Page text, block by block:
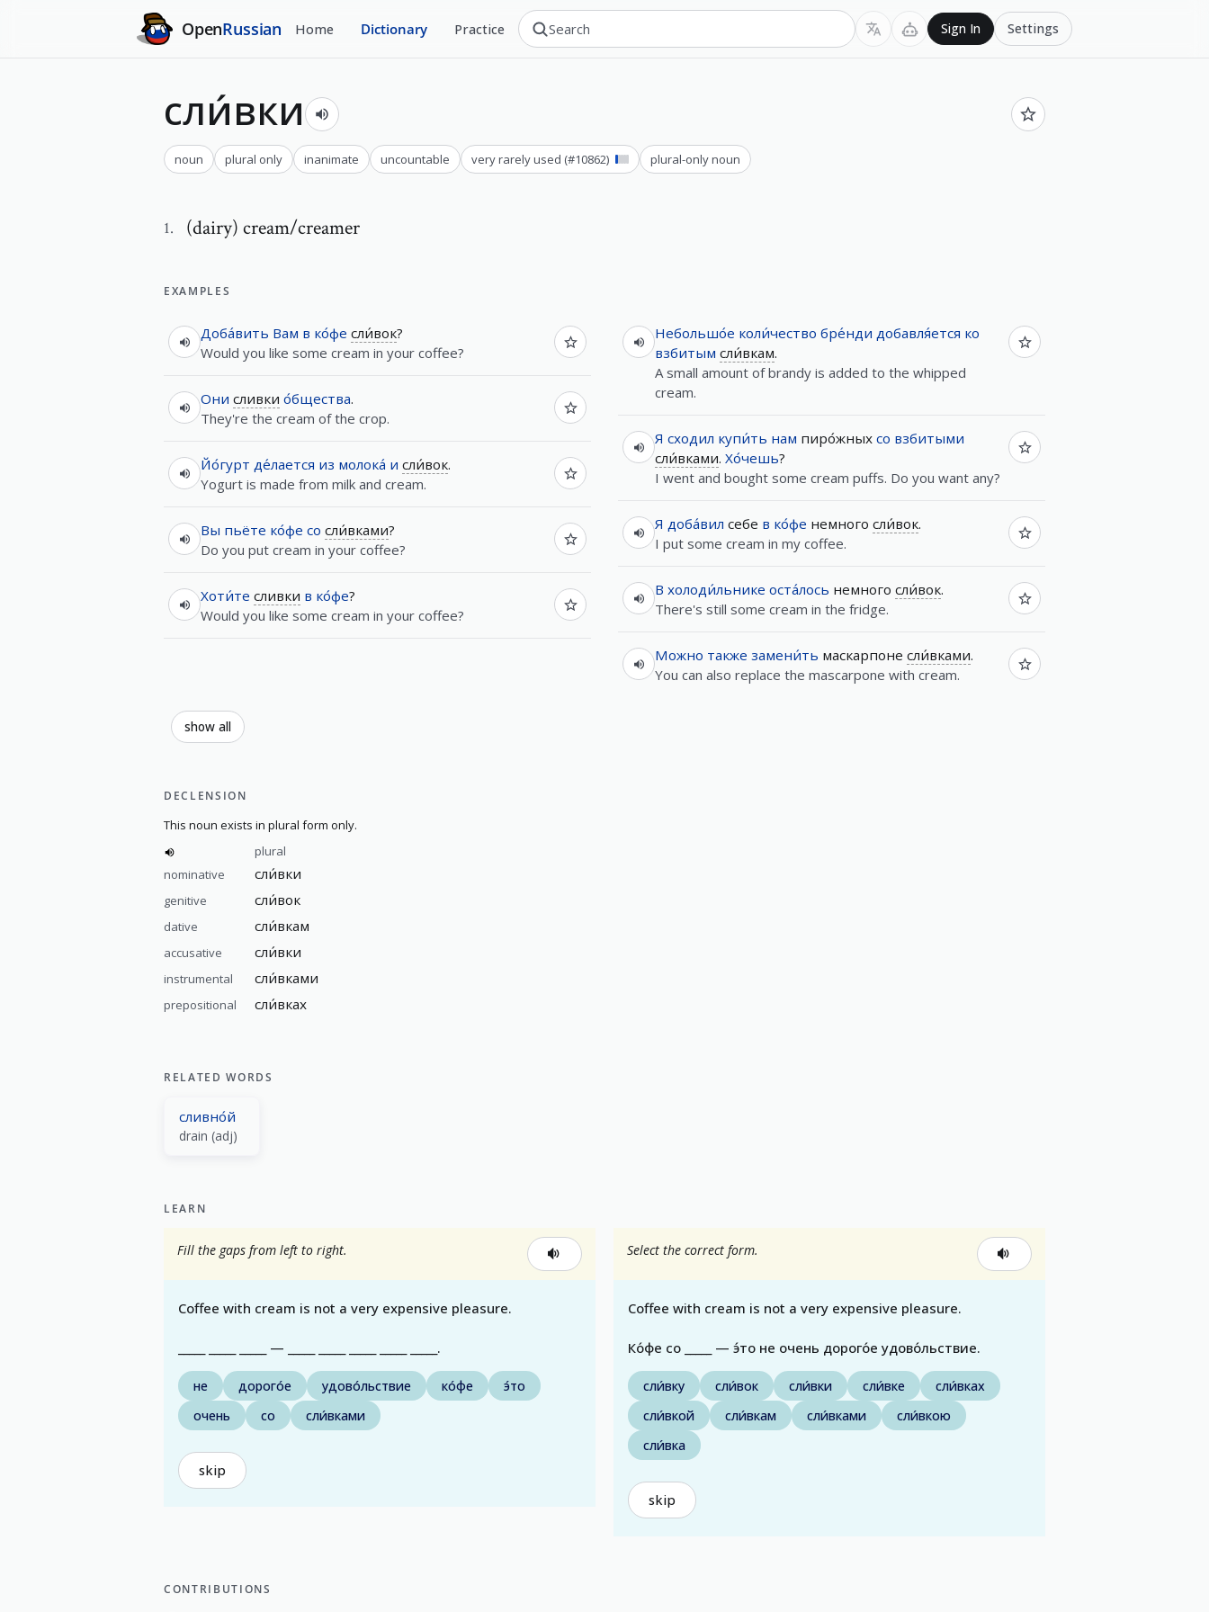
OpenRussian Home Dictionary Practice Sign In Settings
сли́вки
noun plural only inanimate uncountable very rarely used (#10862) plural-only noun
1. (dairy) cream/creamer
EXAMPLES
Доба́вить Вам в ко́фе сли́вок?
Would you like some cream in your coffee?
Они сливки о́бщества.
They're the cream of the crop.
Йо́гурт де́лается из молока́ и сли́вок.
Yogurt is made from milk and cream.
Вы пьёте ко́фе со сли́вками?
Do you put cream in your coffee?
Хоти́те сливки в ко́фе?
Would you like some cream in your coffee?
Небольшо́е коли́чество бре́нди добавля́ется ко
взбитым сли́вкам.
A small amount of brandy is added to the whipped
cream.
Я сходил купи́ть нам пиро́жных со взбитыми
сли́вками. Хо́чешь?
I went and bought some cream puffs. Do you want any?
Я доба́вил себе в ко́фе немного сли́вок.
I put some cream in my coffee.
В холоди́льнике оста́лось немного сли́вок.
There's still some cream in the fridge.
Можно также замени́ть маскарпоне сли́вками.
You can also replace the mascarpone with cream.
show all
DECLENSION
This noun exists in plural form only.
plural
nominative
сли́вки
genitive сли́вок
dative сли́вкам
accusative сли́вки
instrumental сли́вками
prepositional сли́вках
RELATED WORDS
сливно́й
drain (adj)
LEARN
Fill the gaps from left to right.
Coffee with cream is not a very expensive pleasure.
_____ _____ _____ — _____ _____ _____ _____ _____.
не дорого́е удово́льствие ко́фе
э́то
очень
со сли́вками
skip
Select the correct form.
Coffee with cream is not a very expensive pleasure.
Ко́фе со _____ — э́то не очень дорого́е удово́льствие.
сли́вку сли́вок сли́вки сли́вке
сли́вках
сли́вкой
сли́вкам сли́вками
сли́вкою
сли́вка
skip
CONTRIBUTIONS